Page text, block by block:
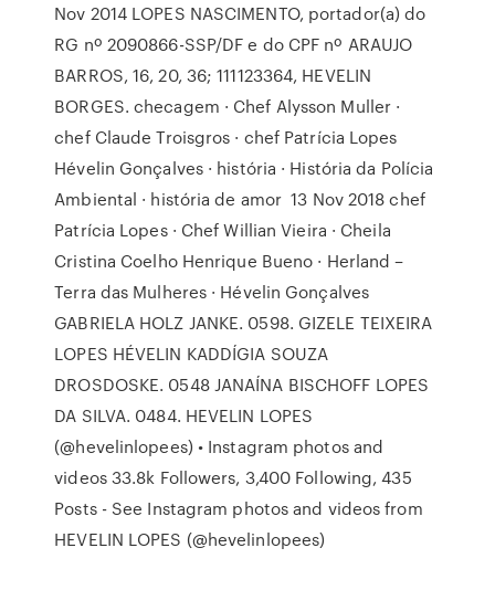
Nov 2014 LOPES NASCIMENTO, portador(a) do
RG nº 2090866-SSP/DF e do CPF nº ARAUJO
BARROS, 16, 20, 36; 111123364, HEVELIN
BORGES. checagem · Chef Alysson Muller ·
chef Claude Troisgros · chef Patrícia Lopes
Hévelin Gonçalves · história · História da Polícia
Ambiental · história de amor 13 Nov 2018 chef
Patrícia Lopes · Chef Willian Vieira · Cheila
Cristina Coelho Henrique Bueno · Herland –
Terra das Mulheres · Hévelin Gonçalves
GABRIELA HOLZ JANKE. 0598. GIZELE TEIXEIRA
LOPES HÉVELIN KADDÍGIA SOUZA
DROSDOSKE. 0548 JANAÍNA BISCHOFF LOPES
DA SILVA. 0484. HEVELIN LOPES
(@hevelinlopees) • Instagram photos and
videos 33.8k Followers, 3,400 Following, 435
Posts - See Instagram photos and videos from
HEVELIN LOPES (@hevelinlopees)